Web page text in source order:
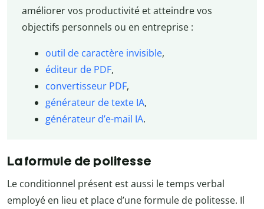
améliorer vos productivité et atteindre vos
objectifs personnels ou en entreprise :
outil de caractère invisible,
éditeur de PDF,
convertisseur PDF,
générateur de texte IA,
générateur d’e-mail IA.
La formule de politesse
Le conditionnel présent est aussi le temps verbal
employé en lieu et place d’une formule de politesse. Il